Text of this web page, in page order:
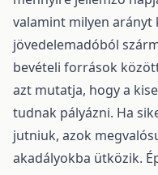
valamint milyen arányt
jövedelemadóból
bevételi források
azt mutatja, hogy a
tudnak pályázni. Ha
jutniuk, azok
akadályokba ütközik.